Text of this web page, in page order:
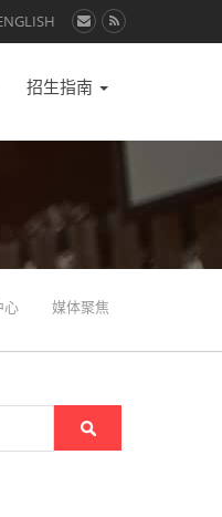
招生指南
心 媒体聚焦